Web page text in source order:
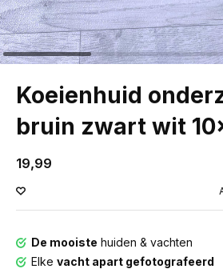
Koeienhuid
bruin zwart wit
19,99
De mooiste huiden & vachten
Elke vacht apart gefotografeerd